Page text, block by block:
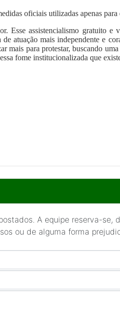
oficiais utilizadas apenas
Esse assistencialismo gratuito
atuação mais independente e
mais para protestar, buscando
fome institucionalizada que
A equipe reserva-
ou de alguma forma